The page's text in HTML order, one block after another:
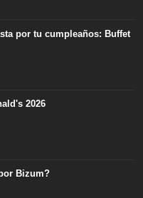
por tu cumpleaños: Buffet
2026
Bizum?